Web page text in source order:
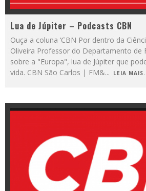
Lua de Júpiter – Podcasts CBN
Ouça a coluna ‘CBN Por dentro da
Oliveira Professor do Departamento de
sobre a "Europa", lua de Júpiter que
vida. CBN São Carlos | FM&... LEIA